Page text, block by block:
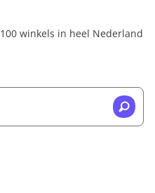
winkels in heel Nederland